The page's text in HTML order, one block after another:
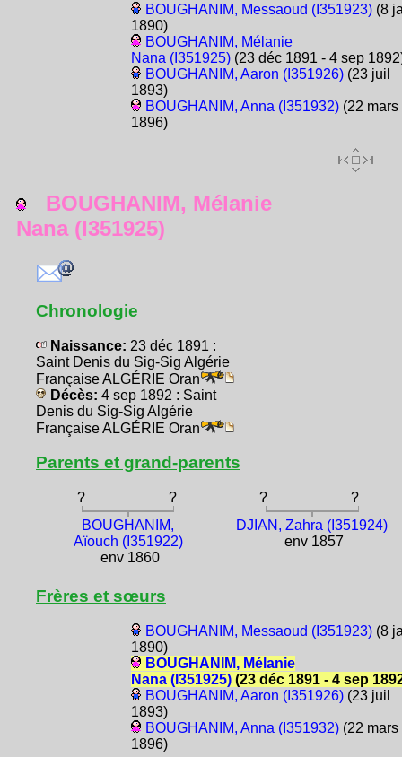
BOUGHANIM, Messaoud (I351923)(8
1890)
BOUGHANIM, Mélanie
Nana (I351925)(23 déc 1891 - 4 sep
BOUGHANIM, Aaron (I351926)(23 juil
1893)
BOUGHANIM, Anna (I351932)(22 mars
1896)
BOUGHANIM, Mélanie
Nana (I351925)
Chronologie
Naissance: 23 déc 1891 :
Saint Denis du Sig-Sig Algérie
Française ALGÉRIE Oran
Décès: 4 sep 1892 : Saint
Denis du Sig-Sig Algérie
Française ALGÉRIE Oran
Parents et grand-parents
? ? ?
?
BOUGHANIM,
Aïouch (I351922)
env 1860
DJIAN, Zahra (I351924)
env 1857
Frères et sœurs
BOUGHANIM, Messaoud (I351923)(8
1890)
BOUGHANIM, Mélanie
Nana (I351925)(23 déc 1891 - 4 sep
BOUGHANIM, Aaron (I351926)(23 juil
1893)
BOUGHANIM, Anna (I351932)(22 mars
1896)